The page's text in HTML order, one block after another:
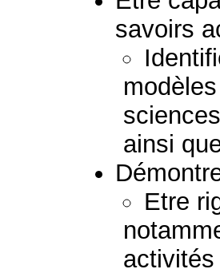
savoirs
ainsi
Etre